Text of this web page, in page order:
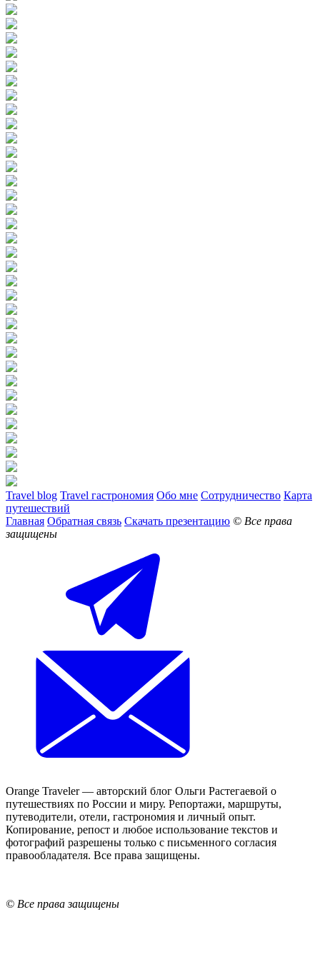
Travel blog Travel гастрономия Обо мне Сотрудничество Карта
путешествий
Главная Обратная связь Скачать презентацию © Все права
защищены
Orange Traveler — авторский блог Ольги Растегаевой о
путешествиях по России и миру. Репортажи, маршруты,
путеводители, отели, гастрономия и личный опыт.
Копирование, репост и любое использование текстов и
фотографий разрешены только с письменного согласия
правообладателя. Все права защищены.
© Все права защищены